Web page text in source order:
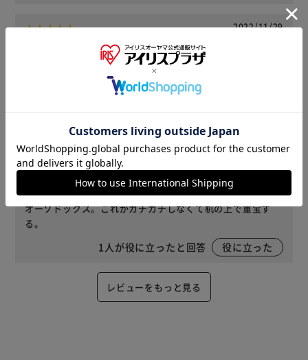
2022/11/29
じゅじゅじゅじゅじゅ(男性)
カラー : ブラック 購入
書類の仕分けに使用するのに多段のものを探していました。
クリアファイルごと入るので便利です。
2人が役に立ったと回答 役に立った
2022/02/17
ナンベン(男性)
段数もこのくらいあればいいと思う。枠がプラスチックで、
オーソドックス。これがカチカチしなくて机の上で重宝す
る。
1 人が役に立ったと回答 役に立った
レビューをもっと見る